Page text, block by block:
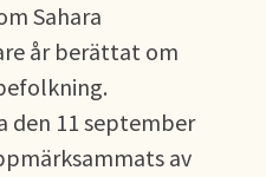
Sahara
år berättat om
den 11 september
av